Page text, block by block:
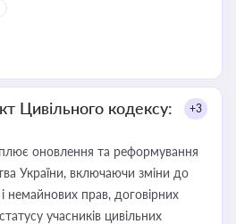
Цивільного кодексу:
+3
оновлення та реформування
України, включаючи зміни до
немайнових прав, договірних
учасників цивільних